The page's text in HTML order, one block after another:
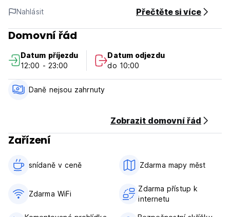
Doufáme, že budete mít krásný pobyt v Mendoze a
zůstanete s námi! (Auto-translated from original language)
Nahlásit Přečtěte si více
Domovní řád
Datum příjezdu
12:00 - 23:00
Datum odjezdu
do 10:00
Daně nejsou zahrnuty
Zobrazit domovní řád
Zařízení
snídaně v ceně‎ Zdarma mapy měst
Zdarma WiFi
Zdarma přístup k
internetu